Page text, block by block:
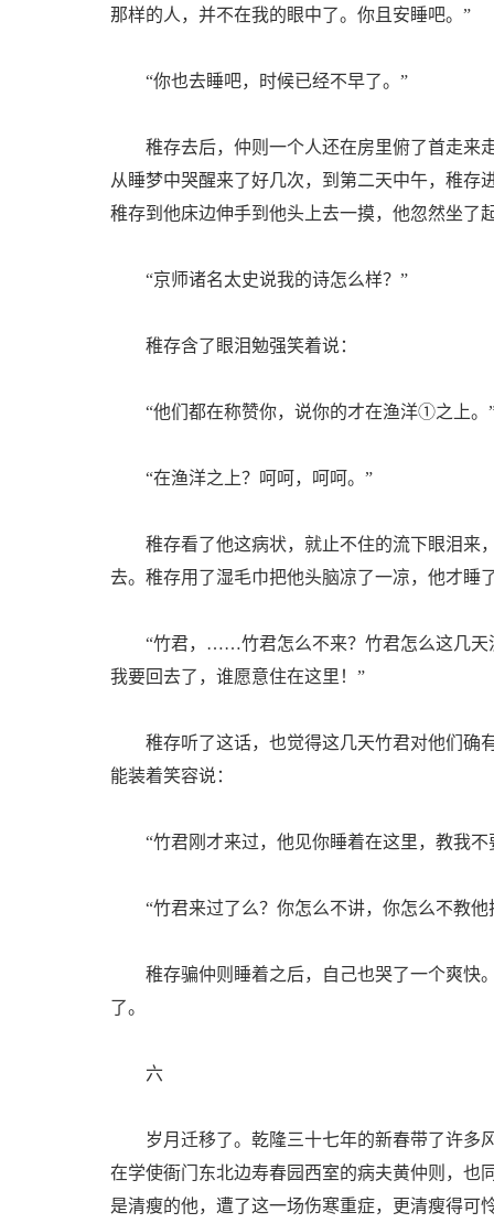
那样的人，并不在我的眼中了。你且安睡吧。”
“你也去睡吧，时候已经不早了。”
稚存去后，仲则一个人还在房里俯了首走来
从睡梦中哭醒来了好几次，到第二天中午，稚存
稚存到他床边伸手到他头上去一摸，他忽然坐了
“京师诸名太史说我的诗怎么样？”
稚存含了眼泪勉强笑着说：
“他们都在称赞你，说你的才在渔洋①之上。
“在渔洋之上？呵呵，呵呵。”
稚存看了他这病状，就止不住的流下眼泪来
去。稚存用了湿毛巾把他头脑凉了一凉，他才睡
“竹君，……竹君怎么不来？竹君怎么这几天
我要回去了，谁愿意住在这里！”
稚存听了这话，也觉得这几天竹君对他们确
能装着笑容说：
“竹君刚才来过，他见你睡着在这里，教我不
“竹君来过了么？你怎么不讲，你怎么不教他
稚存骗仲则睡着之后，自己也哭了一个爽快
了。
六
岁月迁移了。乾隆三十七年的新春带了许多
在学使衙门东北边寿春园西室的病夫黄仲则，也
是清瘦的他，遭了这一场伤寒重症，更清瘦得可